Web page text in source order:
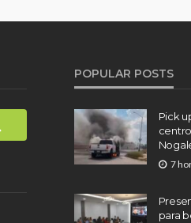
POPULAR POSTS
Pick
7
para